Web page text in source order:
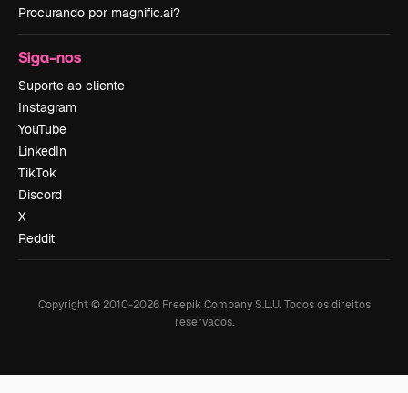
Procurando por magnific.ai?
Siga-nos
Suporte ao cliente
Instagram
YouTube
LinkedIn
TikTok
Discord
X
Reddit
Copyright © 2010-2026Freepik Company S.L.U. Todos os direitos
reservados.